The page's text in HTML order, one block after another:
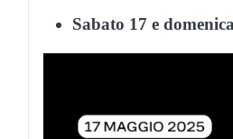
Sabato 17 e